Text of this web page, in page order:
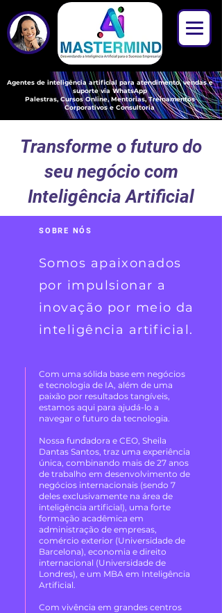
Agentes de inteligência artificial para atendimento, vendas e
suporte via WhatsApp
Palestras, Cursos Online, Mentorias, Treinamentos
Corporativos e Consultoria
Transforme o futuro do
seu negócio com
Inteligência Artificial
SOBRE NÓS
Somos apaixonados
por impulsionar a
inovação por meio da
inteligência artificial.
Com uma sólida base em negócios
e tecnologia de IA, além de uma
paixão por resultados tangíveis,
estamos aqui para ajudá-lo a
navegar o futuro da tecnologia.
Nossa fundadora e CEO, Sheila
Dantas Santos, traz uma experiência
única, combinando mais de 27 anos
de trabalho em desenvolvimento de
negócios internacionais (sendo 7
deles exclusivamente na área de
inteligência artificial), uma forte
formação acadêmica em
administração de empresas,
comércio exterior (Universidade de
Barcelona), economia e direito
internacional (Universidade de
Londres), e um MBA em Inteligência
Artificial.
Com vivência em grandes centros